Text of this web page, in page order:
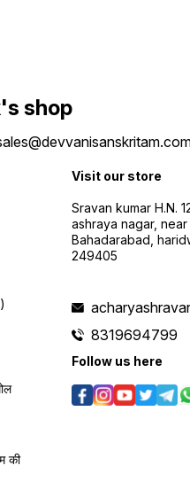
shop
की
Visit our store
Sravan kumar H.N.
ashraya nagar,
Bahadarabad,
249405
8319694799
Follow us here